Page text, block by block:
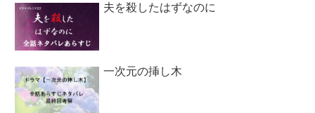
夫を殺したはずなのに
一次元の挿し木